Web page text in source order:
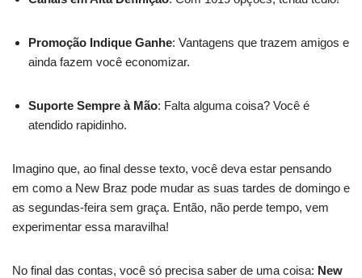
Promoção Indique Ganhe: Vantagens que trazem amigos e
ainda fazem você economizar.
Suporte Sempre à Mão: Falta alguma coisa? Você é
atendido rapidinho.
Imagino que, ao final desse texto, você deva estar pensando
em como a New Braz pode mudar as suas tardes de domingo e
as segundas-feira sem graça. Então, não perde tempo, vem
experimentar essa maravilha!
No final das contas, você só precisa saber de uma coisa: New